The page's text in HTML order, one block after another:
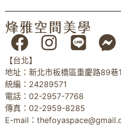
【台北】
地址：新北市板橋區重慶路89巷
統編：24289571
電話：02-2957-7768
傳真：02-2959-8285
E-mail：